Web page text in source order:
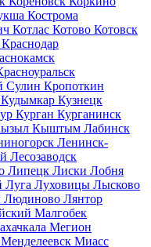
Кострома
Котлас Котово Котовск
Краснодар
Сулин Кропоткин
Кудымкар Кузнецк
Курган Курганинск
Кыштым Лабинск
Ленинск-
Лесозаводск
Липецк Лиски Лобня
Луга Луховицы Лысково
Людиново Лянтор
Малгобек
Мегион
Менделеевск Миасс